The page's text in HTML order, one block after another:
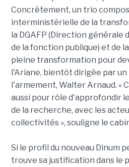
Concrètement, un trio
interministérielle de la
la DGAFP (Direction générale
de la fonction publique) et de
pleine transformation pour
l'Ariane, bientôt dirigée par un
l'armement, Walter Arnaud. «
aussi pour rôle d'approfondir
de la recherche, avec les
collectivités », souligne le
Si le profil du nouveau Dinum
trouve sa justification dans le